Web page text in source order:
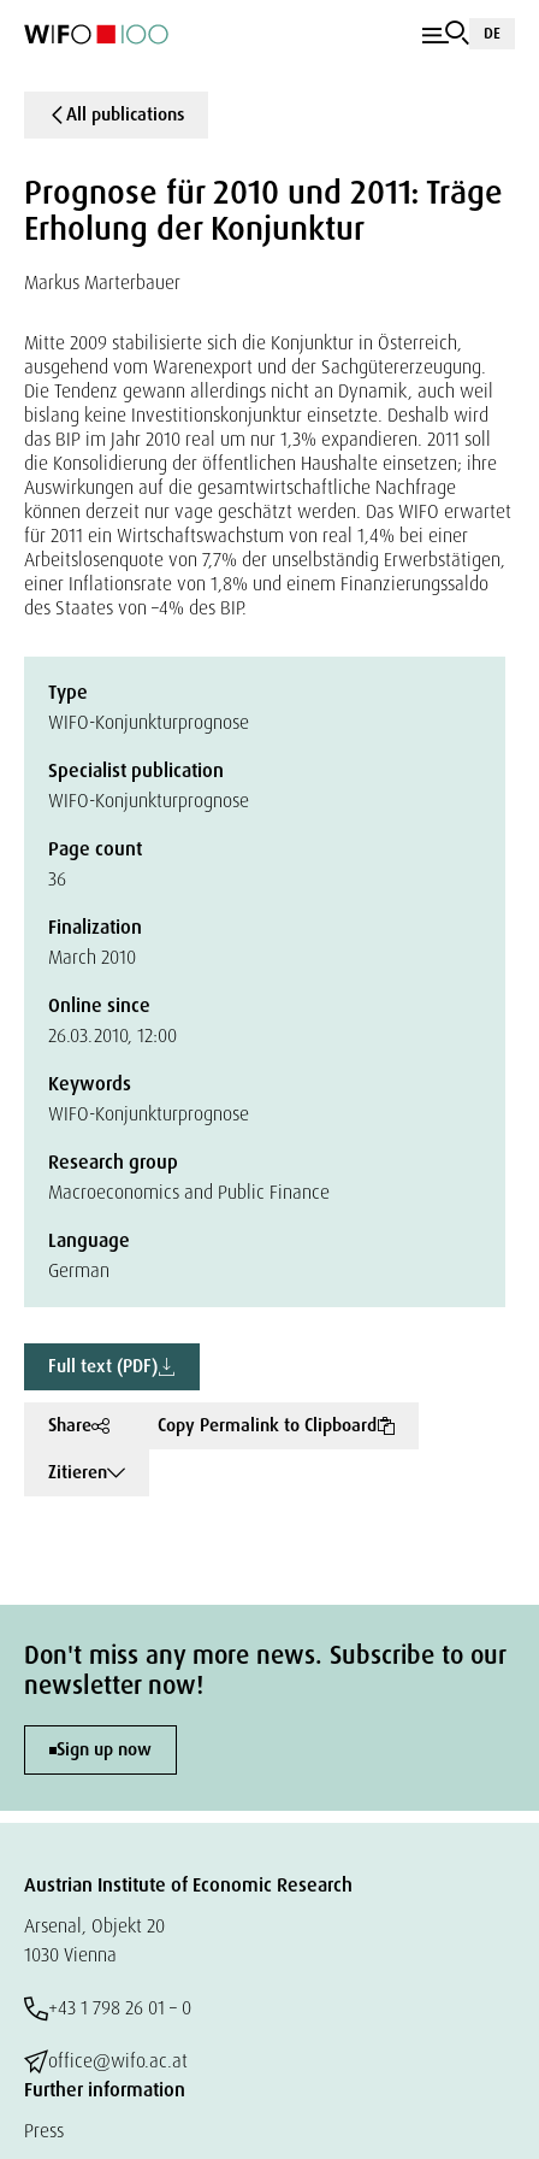
DE
All publications
Prognose für 2010 und 2011: Träge
Erholung der Konjunktur
Markus Marterbauer
Mitte 2009 stabilisierte sich die Konjunktur in Österreich,
ausgehend vom Warenexport und der Sachgütererzeugung.
Die Tendenz gewann allerdings nicht an Dynamik, auch weil
bislang keine Investitionskonjunktur einsetzte. Deshalb wird
das BIP im Jahr 2010 real um nur 1,3% expandieren. 2011 soll
die Konsolidierung der öffentlichen Haushalte einsetzen; ihre
Auswirkungen auf die gesamtwirtschaftliche Nachfrage
können derzeit nur vage geschätzt werden. Das WIFO erwartet
für 2011 ein Wirtschaftswachstum von real 1,4% bei einer
Arbeitslosenquote von 7,7% der unselbständig Erwerbstätigen,
einer Inflationsrate von 1,8% und einem Finanzierungssaldo
des Staates von –4% des BIP.
Type
WIFO-Konjunkturprognose
Specialist publication
WIFO-Konjunkturprognose
Page count
36
Finalization
March 2010
Online since
26.03.2010, 12:00
Keywords
WIFO-Konjunkturprognose
Research group
Macroeconomics and Public Finance
Language
German
Full text (PDF)
Share
Copy Permalink to Clipboard
Zitieren
Don't miss any more news. Subscribe to our
newsletter now!
Sign up now
Austrian Institute of Economic Research
Arsenal, Objekt 20
1030 Vienna
+43 1 798 26 01 – 0
office@wifo.ac.at
Further information
Press